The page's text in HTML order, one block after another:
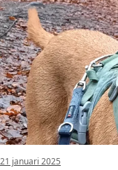
21 januari 2025